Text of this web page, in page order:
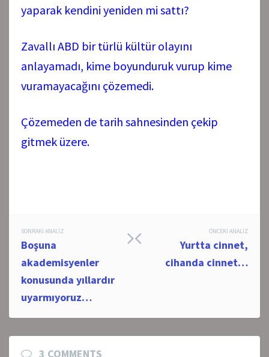
yaparak kendini yeniden mi sattı?
Zavallı ABD bir türlü kültür olayını
anlayamadı, kime boyunduruk vurup kime
vuramayacağını çözemedi.
Çözemeden de tarih sahnesinden çekip
gitmek üzere.
Post
navigation
ÖNCEKI ANALIZ
Yurtta cinnet,
cihanda cinnet…
SONRAKI ANALIZ
Boşuna
akademisyenler
konusunda yıllardır
uyarmıyoruz…
3 COMMENTS